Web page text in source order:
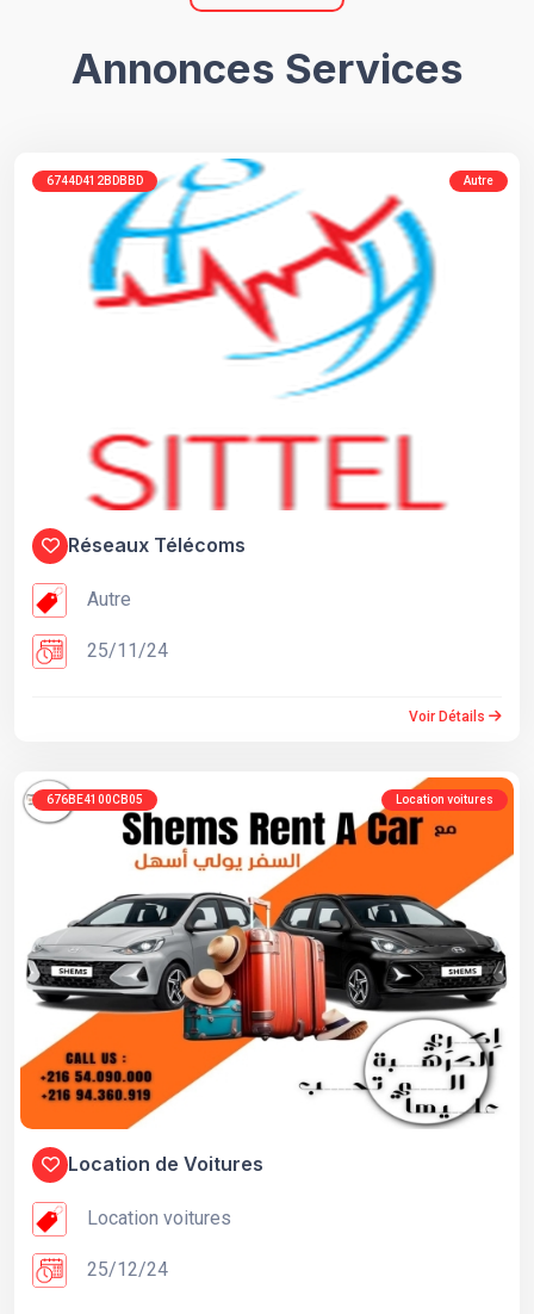
Annonces Services
6744D412BDBBD Autre
Réseaux Télécoms
Autre
25/11/24
Voir Détails
676BE4100CB05 Location voitures
Location de Voitures
Location voitures
25/12/24